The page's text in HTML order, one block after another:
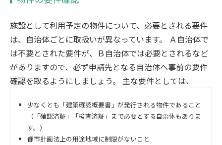
施設として利用予定の物件について、必要とされる要件
は、自治体ごとに取扱いが異なっています。 Ａ自治体で
は不要とされた要件が、Ｂ自治体では必要とされるなど
がありますので、必ず申請先となる自治体へ事前の要件
確認を取るようにしましょう。 主な要件としては、
少なくとも「建築確認概要書」が発行される物件であること
（「確認済証」「検査済証」まで必要とする自治体もありま
す。）
都市計画法上の用途地域に制限がないこと